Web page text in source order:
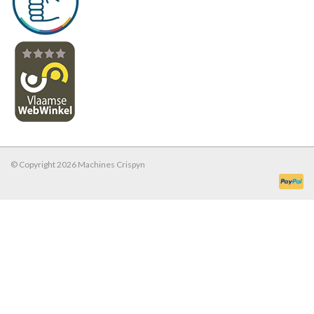
© Copyright 2026 Machines Crispyn